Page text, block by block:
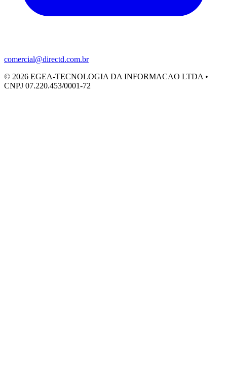
comercial@directd.com.br
© 2026 EGEA-TECNOLOGIA DA INFORMACAO LTDA •
CNPJ 07.220.453/0001-72